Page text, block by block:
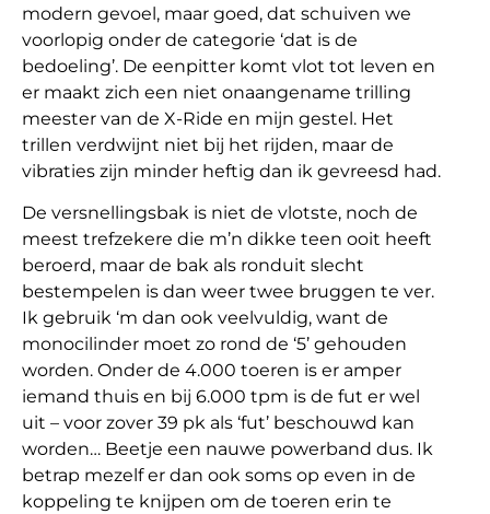
modern gevoel, maar goed, dat schuiven we
voorlopig onder de categorie ‘dat is de
bedoeling’. De eenpitter komt vlot tot leven en
er maakt zich een niet onaangename trilling
meester van de X-Ride en mijn gestel. Het
trillen verdwijnt niet bij het rijden, maar de
vibraties zijn minder heftig dan ik gevreesd had.
De versnellingsbak is niet de vlotste, noch de
meest trefzekere die m’n dikke teen ooit heeft
beroerd, maar de bak als ronduit slecht
bestempelen is dan weer twee bruggen te ver.
Ik gebruik ‘m dan ook veelvuldig, want de
monocilinder moet zo rond de ‘5’ gehouden
worden. Onder de 4.000 toeren is er amper
iemand thuis en bij 6.000 tpm is de fut er wel
uit – voor zover 39 pk als ‘fut’ beschouwd kan
worden… Beetje een nauwe powerband dus. Ik
betrap mezelf er dan ook soms op even in de
koppeling te knijpen om de toeren erin te